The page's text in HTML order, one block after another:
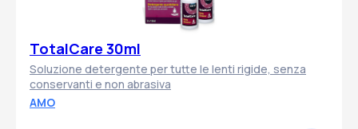
TotalCare 30ml
Soluzione detergente per tutte le lenti rigide, senza
conservanti e non abrasiva
AMO